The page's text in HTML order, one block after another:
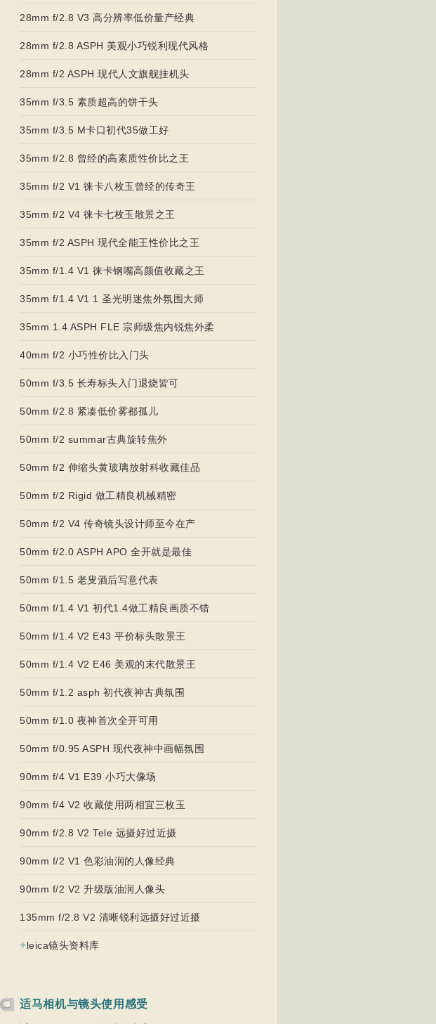
28mm f/2.8 V3 高分辨率低价量产经典
28mm f/2.8 ASPH 美观小巧锐利现代风格
28mm f/2 ASPH 现代人文旗舰挂机头
35mm f/3.5 素质超高的饼干头
35mm f/3.5 M卡口初代35做工好
35mm f/2.8 曾经的高素质性价比之王
35mm f/2 V1 徕卡八枚玉曾经的传奇王
35mm f/2 V4 徕卡七枚玉散景之王
35mm f/2 ASPH 现代全能王性价比之王
35mm f/1.4 V1 徕卡钢嘴高颜值收藏之王
35mm f/1.4 V1 1 圣光明迷焦外氛围大师
35mm 1.4 ASPH FLE 宗师级焦内锐焦外柔
40mm f/2 小巧性价比入门头
50mm f/3.5 长寿标头入门退烧皆可
50mm f/2.8 紧凑低价雾都孤儿
50mm f/2 summar古典旋转焦外
50mm f/2 伸缩头黄玻璃放射科收藏佳品
50mm f/2 Rigid 做工精良机械精密
50mm f/2 V4 传奇镜头设计师至今在产
50mm f/2.0 ASPH APO 全开就是最佳
50mm f/1.5 老叟酒后写意代表
50mm f/1.4 V1 初代1.4做工精良画质不错
50mm f/1.4 V2 E43 平价标头散景王
50mm f/1.4 V2 E46 美观的末代散景王
50mm f/1.2 asph 初代夜神古典氛围
50mm f/1.0 夜神首次全开可用
50mm f/0.95 ASPH 现代夜神中画幅氛围
90mm f/4 V1 E39 小巧大像场
90mm f/4 V2 收藏使用两相宜三枚玉
90mm f/2.8 V2 Tele 远摄好过近摄
90mm f/2 V1 色彩油润的人像经典
90mm f/2 V2 升级版油润人像头
135mm f/2.8 V2 清晰锐利远摄好过近摄
+leica镜头资料库
适马相机与镜头使用感受